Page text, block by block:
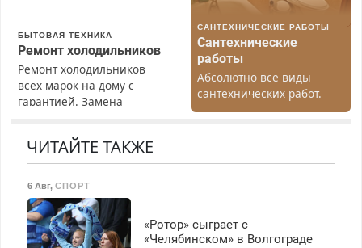
Ежемесячно
выплачивается денежная
премия. Возможно
бесплатное обучение,
получение документов,
безопасности с з/п до
125000 руб.
БЫТОВАЯ ТЕХНИКА
Ремонт холодильников
Ремонт холодильников
всех марок на дому с
гарантией. Замена
Недорого. Без выходных.
Все районы. Скидка.
Вызов бесплатный.
САНТЕХНИЧЕСКИЕ РАБОТЫ
Сантехнические
работы
Абсолютно все виды
сантехнических работ.
Быстро. Качественно.
ЧИТАЙТЕ ТАКЖЕ
6 Авг, СПОРТ
«Ротор» сыграет с
«Челябинском» в Волгограде